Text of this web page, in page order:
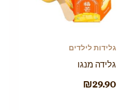
גלידות לילדים
גלידה מנגו
₪29.90